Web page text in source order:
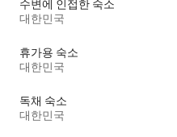
수변에 인접한 숙소
대한민국
휴가용 숙소
대한민국
독채 숙소
대한민국